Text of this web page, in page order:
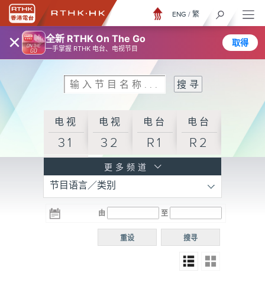
× 全新 RTHK On The Go
一手掌握 RTHK 电台、电视节目
取得
ENG / 繁
电视
31
电视
32
电台
R1
电台
R2
R3
电台 电台
R5
电台
普通
更多频道
节目语言／类别
由 至
搜寻
重设